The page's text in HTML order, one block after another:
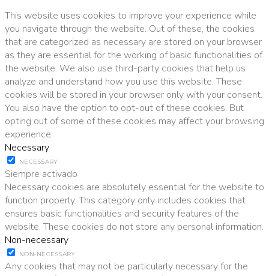
This website uses cookies to improve your experience while
you navigate through the website. Out of these, the cookies
that are categorized as necessary are stored on your browser
as they are essential for the working of basic functionalities of
the website. We also use third-party cookies that help us
analyze and understand how you use this website. These
cookies will be stored in your browser only with your consent.
You also have the option to opt-out of these cookies. But
opting out of some of these cookies may affect your browsing
experience.
Necessary
NECESSARY
Siempre activado
Necessary cookies are absolutely essential for the website to
function properly. This category only includes cookies that
ensures basic functionalities and security features of the
website. These cookies do not store any personal information.
Non-necessary
NON-NECESSARY
Any cookies that may not be particularly necessary for the